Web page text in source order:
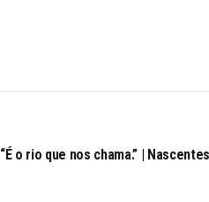
“É o rio que nos chama.” |